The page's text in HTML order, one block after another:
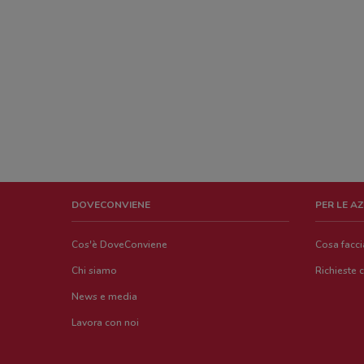
DOVECONVIENE
Cos'è DoveConviene
Chi siamo
News e media
Lavora con noi
PER LE
Cosa
Richieste